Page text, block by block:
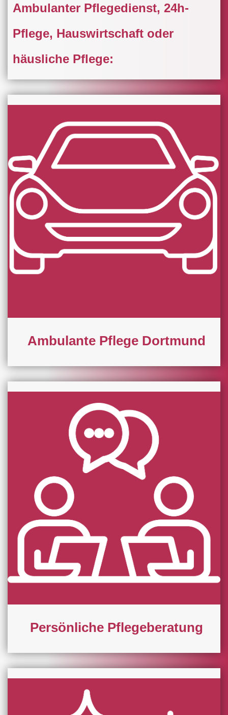
Ambulanter Pflegedienst, 24h-
Pflege, Hauswirtschaft oder
häusliche Pflege:
Ambulante Pflege Dortmund
Persönliche Pflegeberatung